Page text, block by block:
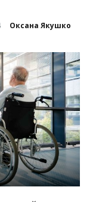
Оксана Якушко